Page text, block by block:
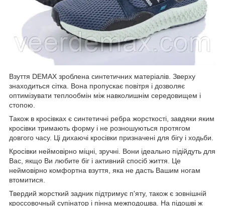
Взуття DEMAX зроблена синтетичних матеріалів. Зверху
знаходиться сітка. Вона пропускає повітря і дозволяє
оптимізувати теплообмін між навколишнім середовищем і
стопою.
Також в кросівках є синтетичні ребра жорсткості, завдяки яким
кросівки тримають форму і не розношуються протягом
довгого часу. Ці дихаючі кросівки призначені для бігу і ходьби.
Кросівки неймовірно міцні, зручні. Вони ідеально підійдуть для
Вас, якщо Ви любите біг і активний спосіб життя. Це
неймовірно комфортна взуття, яка не дасть Вашим ногам
втомитися.
Твердий жорсткий задник підтримує п'яту, також є зовнішній
кроссовочный супінатор і пінна межподошва. На підошві ж